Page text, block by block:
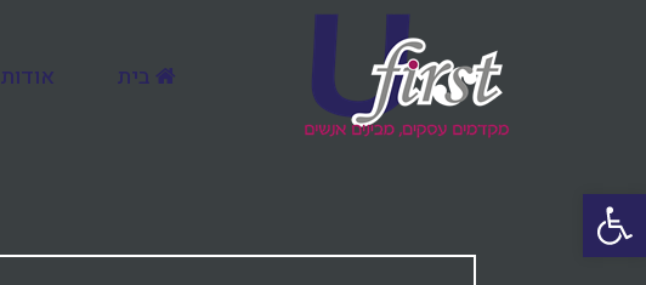
פתח סרגל נגישות
בית אודות